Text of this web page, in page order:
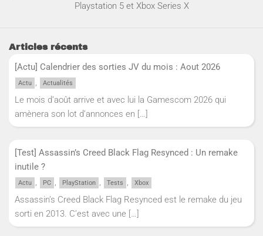
Playstation 5 et Xbox Series X
Articles récents
[Actu] Calendrier des sorties JV du mois : Aout 2026
Actu , Actualités
Le mois d’août arrive et avec lui la Gamescom 2026 qui
amènera son lot d’annonces en […]
[Test] Assassin’s Creed Black Flag Resynced : Un remake
inutile ?
Actu , PC , PlayStation , Tests , Xbox
Assassin’s Creed Black Flag Resynced est le remake du jeu
sorti en 2013. C’est avec une […]